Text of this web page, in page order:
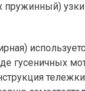
гусеничных